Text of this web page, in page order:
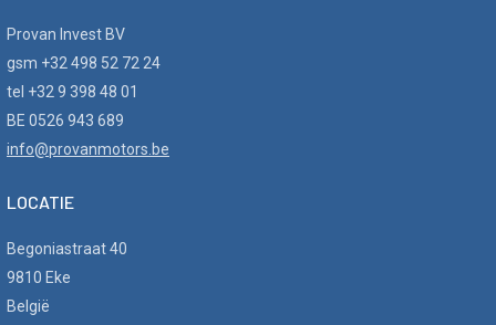
Provan Invest BV
gsm +32 498 52 72 24
tel +32 9 398 48 01
BE 0526 943 689
info@provanmotors.be
LOCATIE
Begoniastraat 40
9810 Eke
België